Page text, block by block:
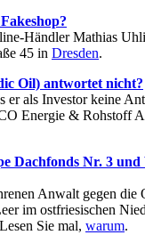
Händler Mathias
45 in Dresden.
Oil) antwortet nicht?
er als Investor keine
Energie & Rohstoff
Dachfonds Nr. 3
Anwalt gegen die
im ostfriesischen
Sie mal, warum.